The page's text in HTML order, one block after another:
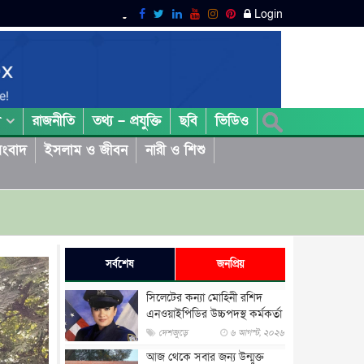
Login
রাজনীতি তথ্য – প্রযুক্তি ছবি
ভিডিও
ইসলাম ও জীবন
নারী ও শিশু
সর্বশেষ জনপ্রিয়
সিলেটের কন্যা মোহিনী রশিদ
এনওয়াইপিডির উচ্চপদস্থ কর্মকর্তা
দেশজুড়ে ৬ আগস্ট, ২০২৬
আজ থেকে সবার জন্য উন্মুক্ত